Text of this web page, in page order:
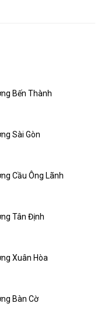
Bến Thành
Sài Gòn
Cầu Ông Lãnh
Tân Định
Xuân Hòa
Bàn Cờ